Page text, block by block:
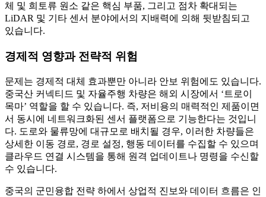
체 및 희토류 원소 같은 핵심 부품, 그리고 점차 확대되는
LiDAR 및 기타 센서 분야에서의 지배력에 의해 뒷받침되고
있습니다.
경제적 영향과 전략적 위험
문제는 경제적 대체 효과뿐만 아니라 안보 위험에도 있습니다.
중국산 커넥티드 및 자율주행 차량은 해외 시장에서 ‘트로이
목마’ 역할을 할 수 있습니다. 즉, 저비용의 매력적인 제품이면
서 동시에 네트워크화된 센서 플랫폼으로 기능한다는 것입니
다. 도로와 물류망에 대규모로 배치될 경우, 이러한 차량들은
상세한 이동 경로, 경로 설정, 행동 데이터를 수집할 수 있으며
클라우드 연결 시스템을 통해 원격 업데이트나 명령을 수신할
수 있습니다.
중국의 군민융합 전략 하에서 상업적 진보와 데이터 흐름은 인